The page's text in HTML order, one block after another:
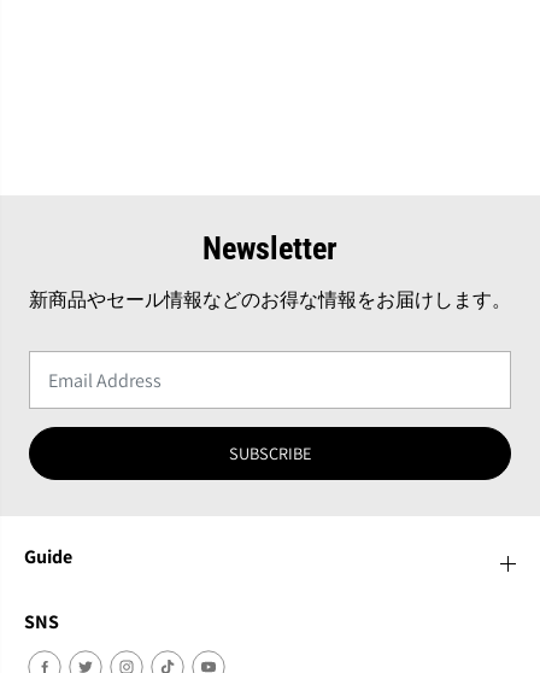
Newsletter
新商品やセール情報などのお得な情報をお届けします。
SUBSCRIBE
Guide
SNS